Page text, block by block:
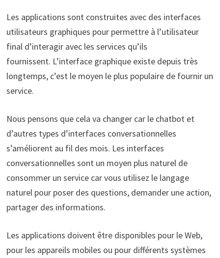
Les applications sont construites avec des interfaces
utilisateurs graphiques pour permettre à l’utilisateur
final d’interagir avec les services qu’ils
fournissent. L’interface graphique existe depuis très
longtemps, c’est le moyen le plus populaire de fournir un
service.
Nous pensons que cela va changer car le chatbot et
d’autres types d’interfaces conversationnelles
s’améliorent au fil des mois. Les interfaces
conversationnelles sont un moyen plus naturel de
consommer un service car vous utilisez le langage
naturel pour poser des questions, demander une action,
partager des informations.
Les applications doivent être disponibles pour le Web,
pour les appareils mobiles ou pour différents systèmes